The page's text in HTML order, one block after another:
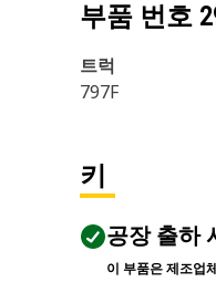
부품 번호
트럭
797F
키
공장 출하
이 부품은 제조업